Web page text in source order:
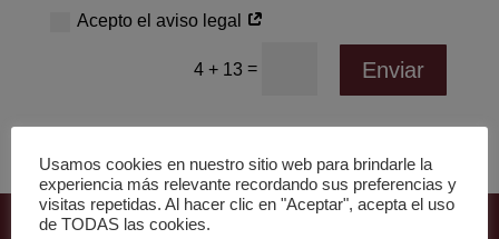
Acepto el aviso legal
4 + 13 = Enviar
Usamos cookies en nuestro sitio web para brindarle la
experiencia más relevante recordando sus preferencias y
visitas repetidas. Al hacer clic en "Aceptar", acepta el uso
de TODAS las cookies.